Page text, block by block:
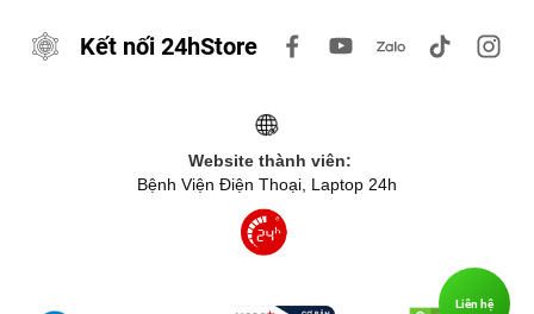
Kết nối 24hStore
Website thành viên:
Bệnh Viện Điện Thoại, Laptop 24h
Liên hệ